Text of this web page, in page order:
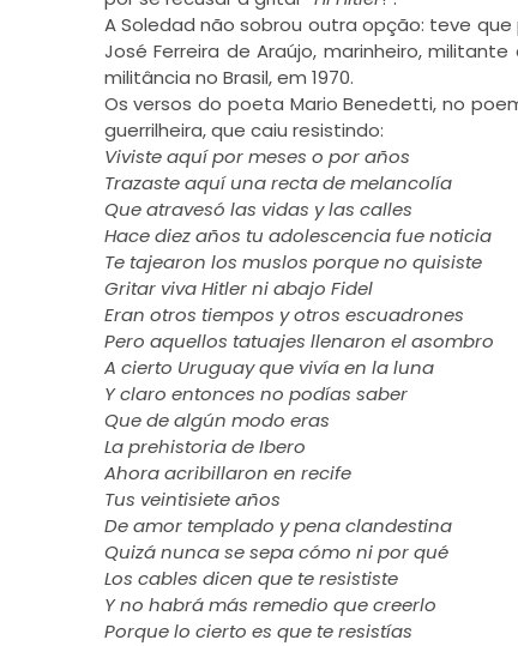
A Soledad não sobrou outra opção: teve
José Ferreira de Araújo, marinheiro,
militância no Brasil, em 1970.
Os versos do poeta Mario Benedetti, no
guerrilheira, que caiu resistindo:
Viviste aquí por meses o por años
Trazaste aquí una recta de melancolía
Que atravesó las vidas y las calles
Hace diez años tu adolescencia fue noticia
Te tajearon los muslos porque no quisiste
Gritar viva Hitler ni abajo Fidel
Eran otros tiempos y otros escuadrones
Pero aquellos tatuajes llenaron el asombro
A cierto Uruguay que vivía en la luna
Y claro entonces no podías saber
Que de algún modo eras
La prehistoria de Ibero
Ahora acribillaron en recife
Tus veintisiete años
De amor templado y pena clandestina
Quizá nunca se sepa cómo ni por qué
Los cables dicen que te resististe
Y no habrá más remedio que creerlo
Porque lo cierto es que te resistías